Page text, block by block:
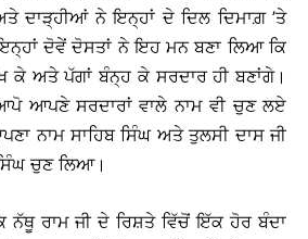
ਦਾੜ੍ਹੀਆਂ ਨੇ ਇਨ੍ਹਾਂ ਦੇ ਦਿਲ ਦਿਮਾਗ਼ ’ਤੇ
ਦੋਵੇਂ ਦੋਸਤਾਂ ਨੇ ਇਹ ਮਨ ਬਣਾ ਲਿਆ ਕਿ
ਕੇ ਅਤੇ ਪੱਗਾਂ ਬੰਨ੍ਹ ਕੇ ਸਰਦਾਰ ਹੀ ਬਣਾਂਗੇ।
ਆਪਣੇ ਸਰਦਾਰਾਂ ਵਾਲੇ ਨਾਮ ਵੀ ਚੁਣ ਲਏ
ਨਾਮ ਸਾਹਿਬ ਸਿੰਘ ਅਤੇ ਤੁਲਸੀ ਦਾਸ ਜੀ
ਚੁਣ ਲਿਆ।
ਨੱਥੂ ਰਾਮ ਜੀ ਦੇ ਰਿਸ਼ਤੇ ਵਿੱਚੋਂ ਇੱਕ ਹੋਰ ਬੰਦਾ